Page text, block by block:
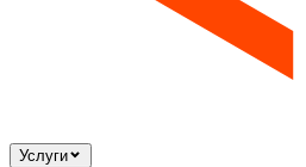
Услуги